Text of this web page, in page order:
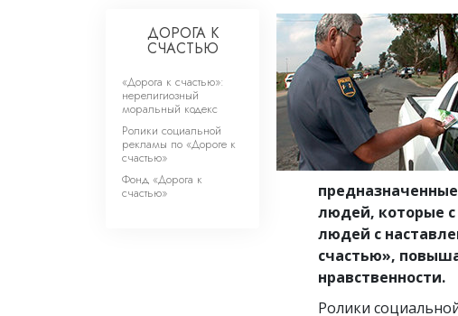
людей, которые
людей с
счастью»,
нравственности.
Ролики
ДОРОГА К
СЧАСТЬЮ
«Дорога к счастью»:
нерелигиозный
моральный кодекс
Ролики социальной
рекламы по «Дороге к
счастью»
Фонд «Дорога к
счастью»